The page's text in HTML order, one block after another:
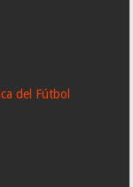
del Fútbol